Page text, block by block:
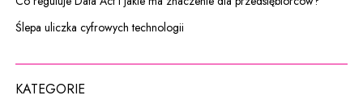
Ślepa uliczka cyfrowych technologii
KATEGORIE